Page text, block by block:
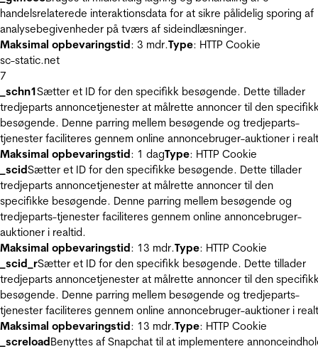
handelsrelaterede interaktionsdata for at sikre pålidelig sporing af
analysebegivenheder på tværs af sideindlæsninger.
Maksimal opbevaringstid: 3 mdr.Type: HTTP Cookie
sc-static.net
7
_schn1Sætter et ID for den specifikk besøgende. Dette tillader
tredjeparts annoncetjenester at målrette annoncer til den
besøgende. Denne parring mellem besøgende og tredjeparts-
tjenester faciliteres gennem online annoncebruger-auktioner i
Maksimal opbevaringstid: 1 dagType: HTTP Cookie
_scidSætter et ID for den specifikke besøgende. Dette tillader
tredjeparts annoncetjenester at målrette annoncer til den
specifikke besøgende. Denne parring mellem besøgende og
tredjeparts-tjenester faciliteres gennem online annoncebruger-
auktioner i realtid.
Maksimal opbevaringstid: 13 mdr.Type: HTTP Cookie
_scid_rSætter et ID for den specifikk besøgende. Dette tillader
tredjeparts annoncetjenester at målrette annoncer til den
besøgende. Denne parring mellem besøgende og tredjeparts-
tjenester faciliteres gennem online annoncebruger-auktioner i
Maksimal opbevaringstid: 13 mdr.Type: HTTP Cookie
_screloadBenyttes af Snapchat til at implementere